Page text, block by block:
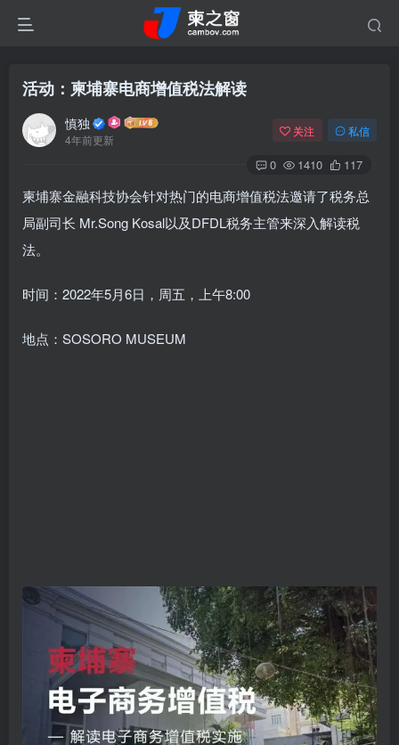
活动：柬埔寨电商增值税法解读
慎独
4年前更新
关注 私信
0 1410 117
柬埔寨金融科技协会针对热门的电商增值税法邀请了税务总
局副司长 Mr.Song Kosal以及DFDL税务主管来深入解读税
法。
时间：2022年5月6日，周五，上午8:00
地点：SOSORO MUSEUM